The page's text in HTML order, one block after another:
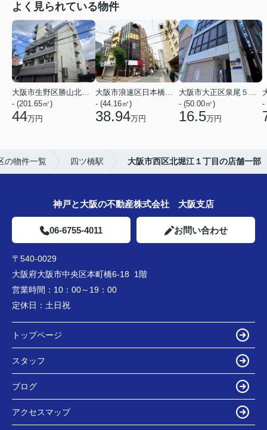
よく見られている物件
大阪市生野区勝山北１丁目
- (201.65㎡)
44万円
大阪市浪速区日本橋３丁目
- (44.16㎡)
38.94万円
大阪市大正区泉尾５丁目
- (50.00㎡)
16.5万円
-
の物件一覧 四ツ橋駅 大阪市西区北堀江１丁目の店舗一部
神戸と大阪の不動産株式会社 大阪支店
06-6755-4011 お問い合わせ
〒540-0029
大阪府大阪市中央区本町橋6-18 1階
営業時間： 10：00～19：00
定休日： 土日祝
トップページ
スタッフ
ブログ
アクセスマップ